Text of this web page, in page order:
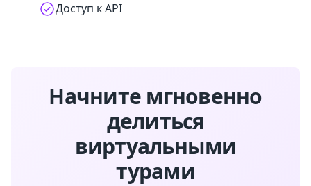
Доступ к API
Начните мгновенно
делиться
виртуальными
турами